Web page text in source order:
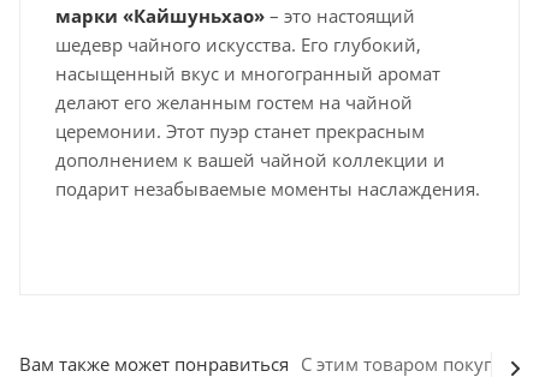
марки «Кайшуньхао» – это настоящий
шедевр чайного искусства. Его глубокий,
насыщенный вкус и многогранный аромат
делают его желанным гостем на чайной
церемонии. Этот пуэр станет прекрасным
дополнением к вашей чайной коллекции и
подарит незабываемые моменты наслаждения.
Вам также может понравиться С этим товаром покупают